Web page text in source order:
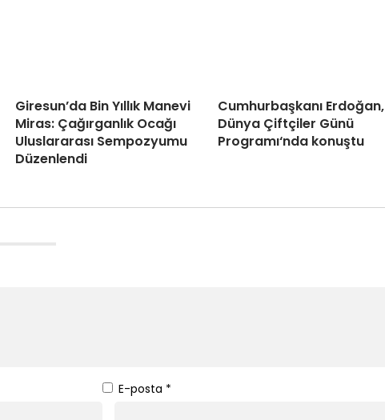
Giresun’da Bin Yıllık Manevi
Miras: Çağırganlık Ocağı
Uluslararası Sempozyumu
Düzenlendi
Cumhurbaşkanı Erdoğan,
Dünya Çiftçiler Günü
Programı‘nda konuştu
E-posta *